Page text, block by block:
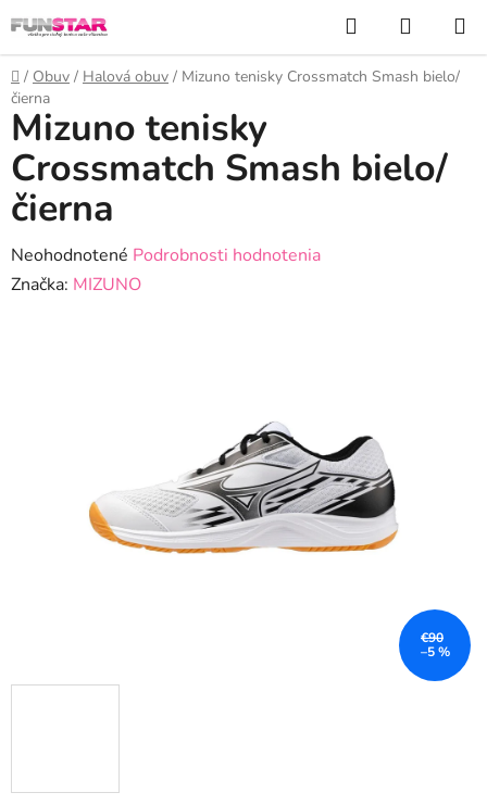
na
obsah
Hľadať
KOŠÍK
Domov
/ Obuv / Halová obuv / Mizuno tenisky Crossmatch Smash bielo/
čierna
Mizuno tenisky
Crossmatch Smash bielo/
čierna
Priemerné
hodnotenie
Neohodnotené Podrobnosti hodnotenia
Značka: MIZUNO
€90
–5 %